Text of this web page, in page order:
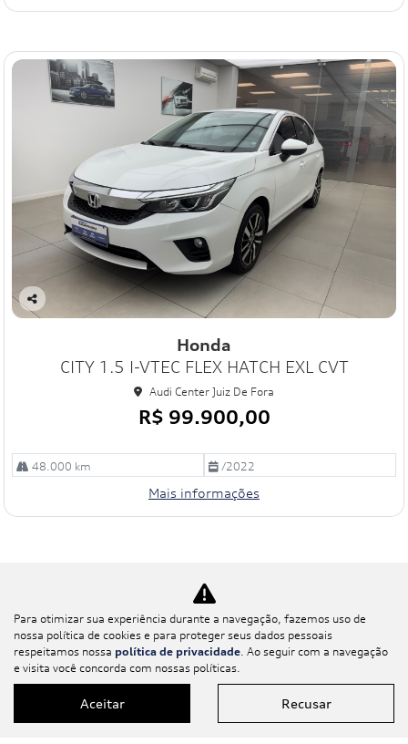
Co
Honda
CITY 1.5 I-VTEC FLEX HATCH EXL CVT
Audi Center Juiz De Fora
R$ 99.900,00
48.000 km /2022
Mais informações
Novos
Para otimizar sua experiência durante a navegação, fazemos uso de
nossa política de cookies e para proteger seus dados pessoais
respeitamos nossa política de privacidade. Ao seguir com a navegação
e visita você concorda com nossas políticas.
Aceitar Recusar